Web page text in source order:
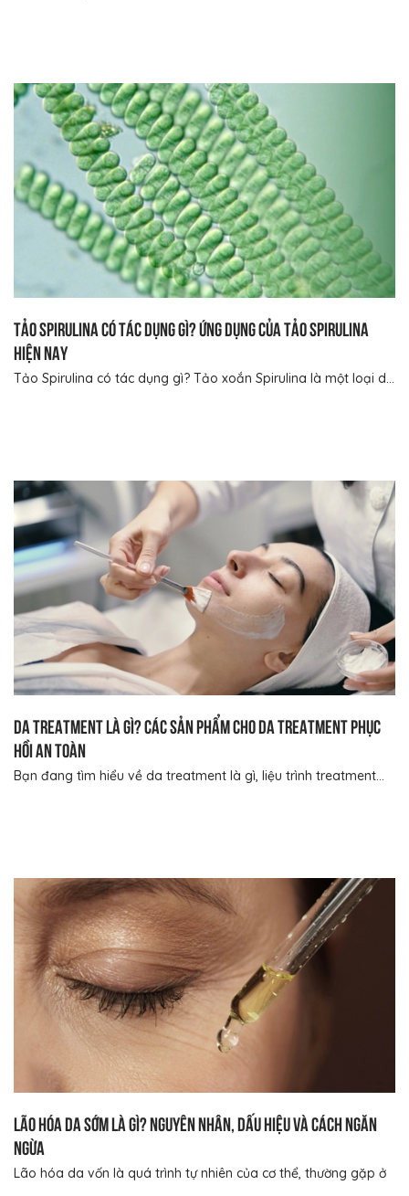
Tảo Spirulina có tác dụng gì? Ứng dụng của tảo Spirulina
hiện nay
Tảo Spirulina có tác dụng gì? Tảo xoắn Spirulina là một loại d...
Da treatment là gì? Các sản phẩm cho da treatment phục
hồi an toàn
Bạn đang tìm hiểu về da treatment là gì, liệu trình treatment...
Lão hóa da sớm là gì? Nguyên nhân, dấu hiệu và cách ngăn
ngừa
Lão hóa da vốn là quá trình tự nhiên của cơ thể, thường gặp ở